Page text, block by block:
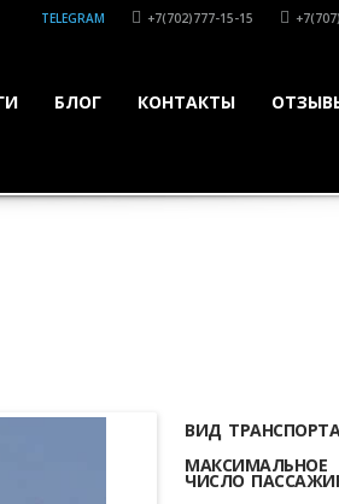
TELEGRAM +7(702)777-15-15
БЛОГ КОНТАКТЫ
ВИД
МАКСИМАЛЬНОЕ
ЧИСЛО